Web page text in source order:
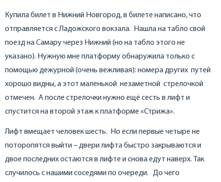
Купила билет в Нижний Новгород, в билете написано, что
отправляется с Ладожского вокзала. Нашла на табло свой
поезд на Самару через Нижний (но на табло этого не
указано). Нужную мне платформу обнаружила только с
помощью дежурной (очень вежливая): номера других путей
хорошо видны, а этот маленькой незаметной стрелочкой
отмечен. А после стрелочки нужно ещё сесть в лифт и
спустится на второй этаж к платформе «Стрижа».
Лифт вмещает человек шесть. Но если первые четыре не
поторопятся выйти – двери лифта быстро закрываются и
двое последних остаются в лифте и снова едут наверх. Так
случилось с нашими соседями по очереди. До чего